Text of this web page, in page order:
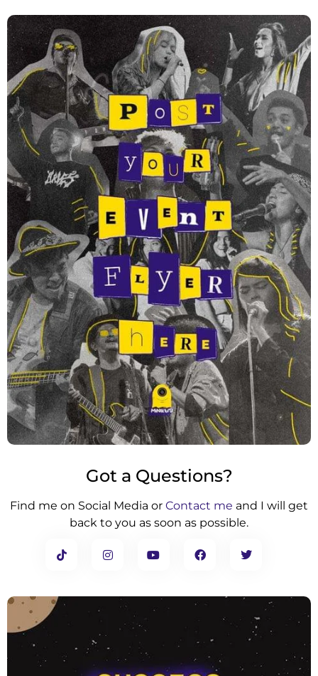
Got a Questions?
Find me on Social Media or Contact me and I will get
back to you as soon as possible.